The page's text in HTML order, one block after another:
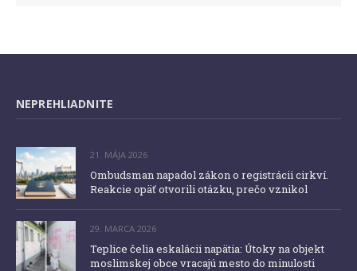
NEPREHLIADNITE
21. MÁJA 2026
Ombudsman napadol zákon o registrácii cirkví.
Reakcie opäť otvorili otázku, prečo vznikol
29. MARCA 2026
Teplice čelia eskalácii napätia: Útoky na objekt
moslimskej obce vracajú mesto do minulosti